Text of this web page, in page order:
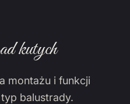
kutych
montażu i funkcji
balustrady.